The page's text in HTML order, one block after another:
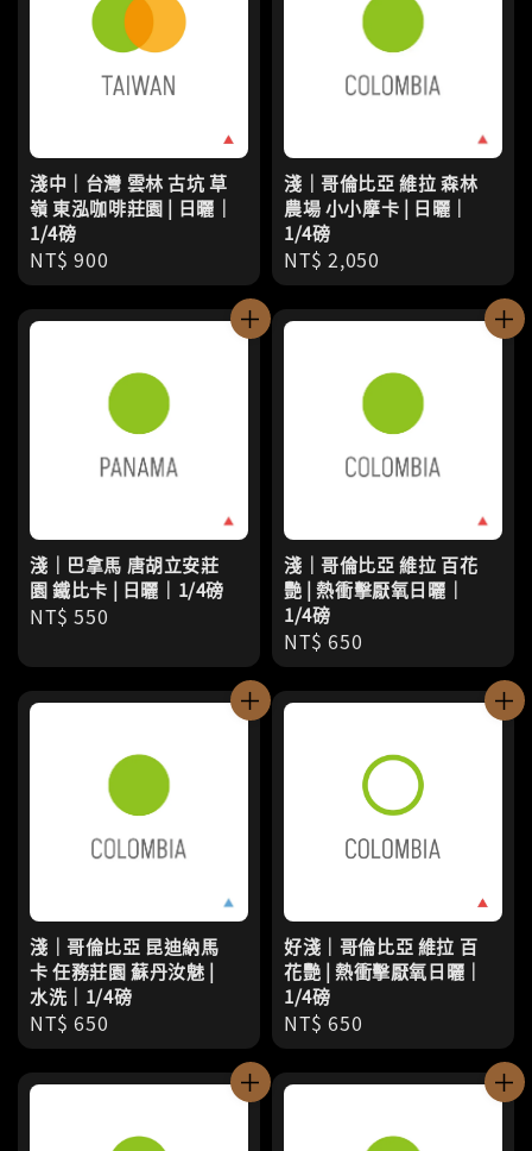
淺中｜台灣 雲林 古坑 草
嶺 東泓咖啡莊園 | 日曬｜
1/4磅
Regular
price
NT$ 900
淺｜哥倫比亞 維拉 森林
農場 小小摩卡 | 日曬｜
1/4磅
Regular
price
NT$ 2,050
淺｜巴拿馬 唐胡立安莊
園 鐵比卡 | 日曬｜1/4磅
Regular
NT$ 550
淺｜哥倫比亞 維拉 百花
艷 | 熱衝擊厭氧日曬｜
1/4磅
Regular
price
NT$ 650
淺｜哥倫比亞 昆迪納馬
卡 任務莊園 蘇丹汝魅 |
水洗｜1/4磅
Regular
price
NT$ 650
好淺｜哥倫比亞 維拉 百
花艷 | 熱衝擊厭氧日曬｜
1/4磅
Regular
price
NT$ 650